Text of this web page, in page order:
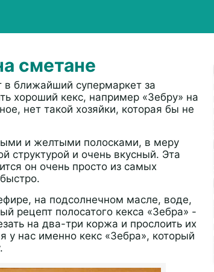
сметане
в ближайший супермаркет за
хороший кекс, например «Зебру» на
нет такой хозяйки, которая бы не
и желтыми полосками, в меру
структурой и очень вкусный. Эта
он очень просто из самых
на подсолнечном масле, воде,
рецепт полосатого кекса «Зебра» -
на два-три коржа и прослоить их
у нас именно кекс «Зебра», который